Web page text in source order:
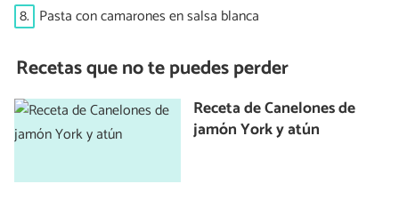
8. Pasta con camarones en salsa blanca
Recetas que no te puedes perder
Receta de Canelones de
jamón York y atún